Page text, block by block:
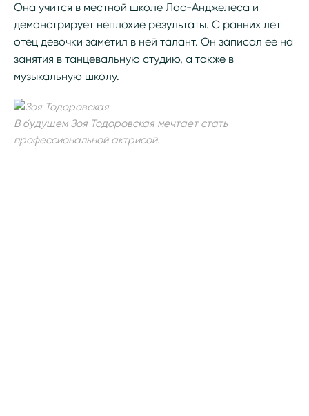
Она учится в местной школе Лос-Анджелеса и
демонстрирует неплохие результаты. С ранних лет
отец девочки заметил в ней талант. Он записал ее на
занятия в танцевальную студию, а также в
музыкальную школу.
В будущем Зоя Тодоровская мечтает стать
профессиональной актрисой.